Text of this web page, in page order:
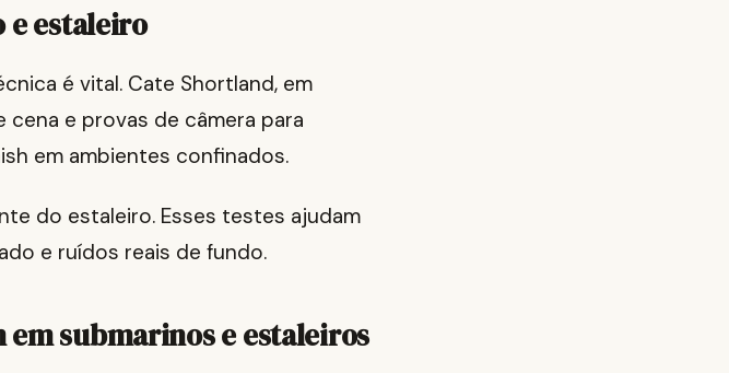
e estaleiro
é vital. Cate Shortland, em
e provas de câmera para
em ambientes confinados.
do estaleiro. Esses testes ajudam
e ruídos reais de fundo.
submarinos e estaleiros